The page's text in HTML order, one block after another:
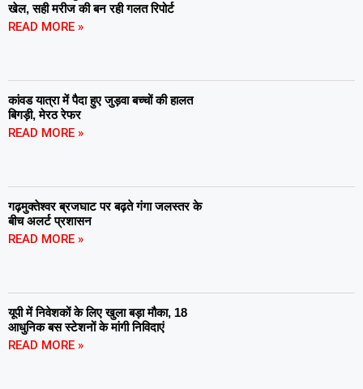
खेल, सही मरीज की बन रही गलत रिपोर्ट
READ MORE »
कांवड यात्रा में पैदा हुए जुड़वा बच्चों की हालत
बिगड़ी, मेरठ रेफर
READ MORE »
गढ़मुक्तेश्वर ब्रजघाट पर बढ़ते गंगा जलस्तर के
बीच अलर्ट प्रशासन
READ MORE »
यूपी में निवेशकों के लिए खुला बड़ा मौका, 18
आधुनिक बस स्टेशनों के मांगी निविदाएं
READ MORE »